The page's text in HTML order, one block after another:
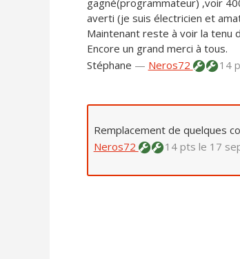
gagné(programmateur) ,voir
averti (je suis électricien et
Maintenant reste à voir la tenu
Encore un grand merci à tous.
Stéphane — Neros72 14
Remplacement de quelques
Neros72
14 pts le 17